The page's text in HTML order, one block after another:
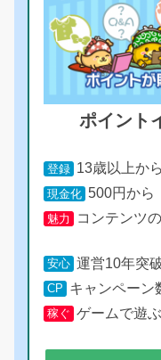
ポイント
登録 13歳以上から
現金化 500円から
魅力 コンテンツ
安心 運営10年突
CP キャンペーン
稼ぐ ゲームで遊